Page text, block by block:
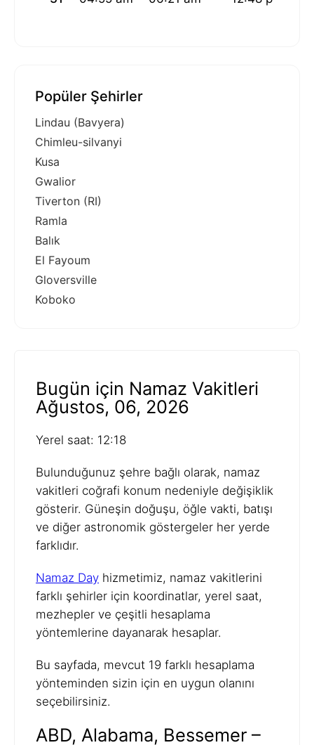
Popüler Şehirler
Lindau (Bavyera)
Chimleu-silvanyi
Kusa
Gwalior
Tiverton (RI)
Ramla
Balık
El Fayoum
Gloversville
Koboko
Bugün için Namaz Vakitleri
Ağustos, 06, 2026
Yerel saat: 12:18
Bulunduğunuz şehre bağlı olarak, namaz
vakitleri coğrafi konum nedeniyle değişiklik
gösterir. Güneşin doğuşu, öğle vakti, batışı
ve diğer astronomik göstergeler her yerde
farklıdır.
Namaz Day hizmetimiz, namaz vakitlerini
farklı şehirler için koordinatlar, yerel saat,
mezhepler ve çeşitli hesaplama
yöntemlerine dayanarak hesaplar.
Bu sayfada, mevcut 19 farklı hesaplama
yönteminden sizin için en uygun olanını
seçebilirsiniz.
ABD, Alabama, Bessemer –